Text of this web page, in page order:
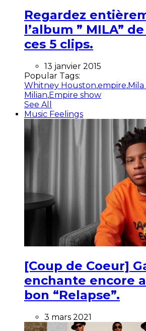
Regardez
l’album ” MILA”
ces 5 clips.
13 janvier 2015
Popular Tags:
Whitney Houston,empire,Mila
Milian,Empire show
See All
Music Feelings
[Coup de Coeur]
enchante encore
bon “Relapse”.
3 mars 2021